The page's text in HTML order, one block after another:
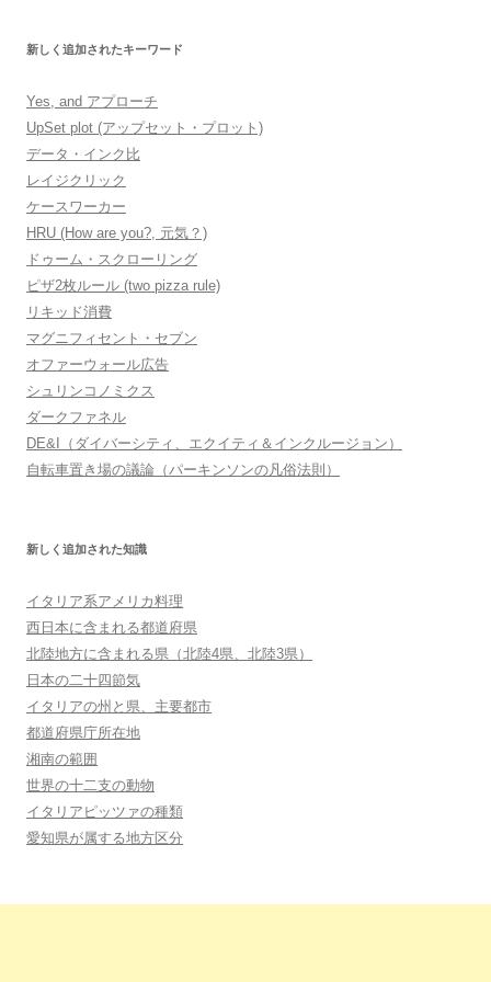
新しく追加されたキーワード
Yes, and アプローチ
UpSet plot (アップセット・プロット)
データ・インク比
レイジクリック
ケースワーカー
HRU (How are you?, 元気？)
ドゥーム・スクローリング
ピザ2枚ルール (two pizza rule)
リキッド消費
マグニフィセント・セブン
オファーウォール広告
シュリンコノミクス
ダークファネル
DE&I（ダイバーシティ、エクイティ＆インクルージョン）
自転車置き場の議論（パーキンソンの凡俗法則）
新しく追加された知識
イタリア系アメリカ料理
西日本に含まれる都道府県
北陸地方に含まれる県（北陸4県、北陸3県）
日本の二十四節気
イタリアの州と県、主要都市
都道府県庁所在地
湘南の範囲
世界の十二支の動物
イタリアピッツァの種類
愛知県が属する地方区分